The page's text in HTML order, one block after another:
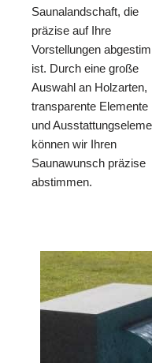
Saunalandschaft, die
präzise auf Ihre
Vorstellungen
ist. Durch eine große
Auswahl an Holzarten,
transparente Elemente
und
können wir Ihren
Saunawunsch präzise
abstimmen.